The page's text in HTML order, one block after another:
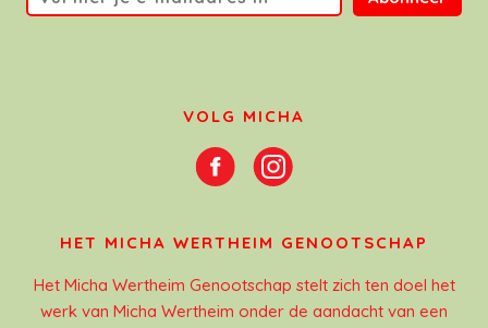
VOLG MICHA
HET MICHA WERTHEIM GENOOTSCHAP
Het Micha Wertheim Genootschap stelt zich ten doel het
werk van Micha Wertheim onder de aandacht van een